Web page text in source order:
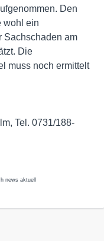
Den
wohl ein
Sachschaden am
Die
muss noch ermittelt
Tel. 0731/188-
news aktuell